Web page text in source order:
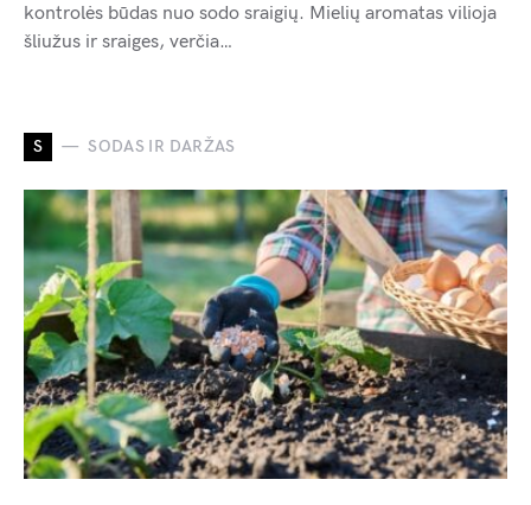
kontrolės būdas nuo sodo sraigių. Mielių aromatas vilioja
šliužus ir sraiges, verčia…
S SODAS IR DARŽAS